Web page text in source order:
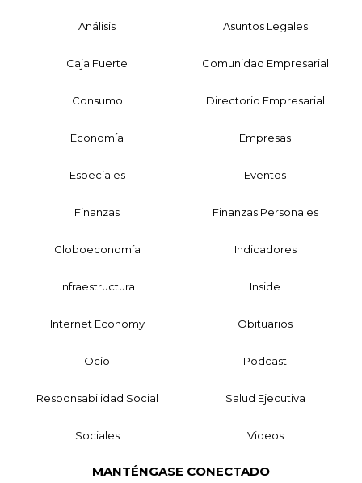
Análisis Asuntos Legales
Caja Fuerte Comunidad Empresarial
Consumo Directorio Empresarial
Economía Empresas
Especiales Eventos
Finanzas Finanzas Personales
Globoeconomía Indicadores
Infraestructura Inside
Internet Economy Obituarios
Ocio Podcast
Responsabilidad Social Salud Ejecutiva
Sociales Videos
MANTÉNGASE CONECTADO